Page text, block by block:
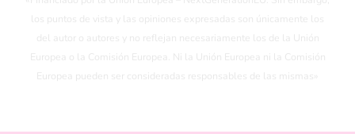
los puntos de vista y las opiniones expresadas son únicamente los
del autor o autores y no reflejan necesariamente los de la Unión
Europea o la Comisión Europea. Ni la Unión Europea ni la Comisión
Europea pueden ser consideradas responsables de las mismas»